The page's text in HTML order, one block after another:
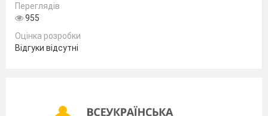
Переглядів
955
Оцінка розробки
Відгуки відсутні